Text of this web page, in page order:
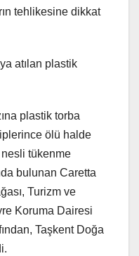
tehlikesine dikkat
atılan plastik
plastik torba
ölü halde
nesli tükenme
bulunan Caretta
Turizm ve
Koruma Dairesi
Taşkent Doğa